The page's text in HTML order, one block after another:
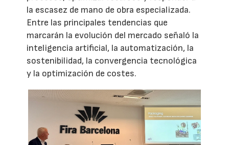
la escasez de mano de obra especializada.
Entre las principales tendencias que
marcarán la evolución del mercado señaló la
inteligencia artificial, la automatización, la
sostenibilidad, la convergencia tecnológica
y la optimización de costes.